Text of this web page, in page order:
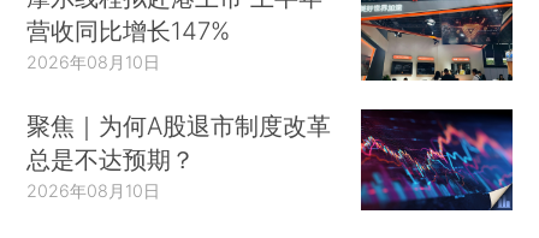
营收同比增长147%
2026年08月10日
聚焦｜为何A股退市制度改革
总是不达预期？
2026年08月10日